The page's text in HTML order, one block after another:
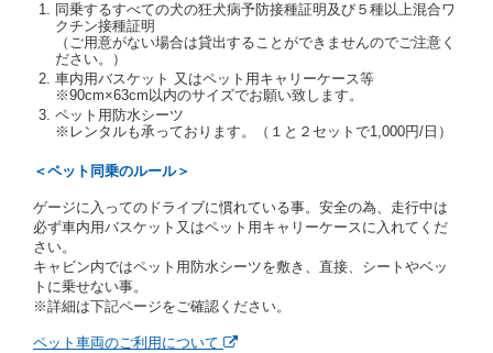
当社は、貸渡契約の締結にあたり、借受人及び運転者
に対し、運転免許証のほかに本人確認ができる書類の
提示を求め、及び提出された書類の写しをとることが
あります。
当社は、貸渡契約の締結にあたり、借受期間中に借受
人及び運転者と連絡するための携帯電話番号等の告知
を求めます。
レジットカード若しくは現金による支払いを求め、又
借受人は契約後の借受期間の延長はできないものとし
ます。
当社は、借受人又は運転者が前3項に従わない場合
は、貸渡契約の締結を拒絶するとともに、予約を取消
すことができるものとします。なお、この場合の予約
のとします。
同乗するすべての犬の狂犬病予防接種証明及び５種以上混合ワ
クチン接種証明
（ご用意がない場合は貸出することができませんのでご注意く
ださい。）
車内用バスケット 又はペット用キャリーケース等
※90cm×63cm以内のサイズでお願い致します。
ペット用防水シーツ
※レンタルも承っております。（１と２セットで1,000円/日）
＜ペット同乗のルール＞
ゲージに入ってのドライブに慣れている事。安全の為、走行中は
必ず車内用バスケット又はペット用キャリーケースに入れてくだ
さい。
キャビン内ではペット用防水シーツを敷き、直接、シートやベッ
トに乗せない事。
※詳細は下記ページをご確認ください。
ペット車両のご利用について